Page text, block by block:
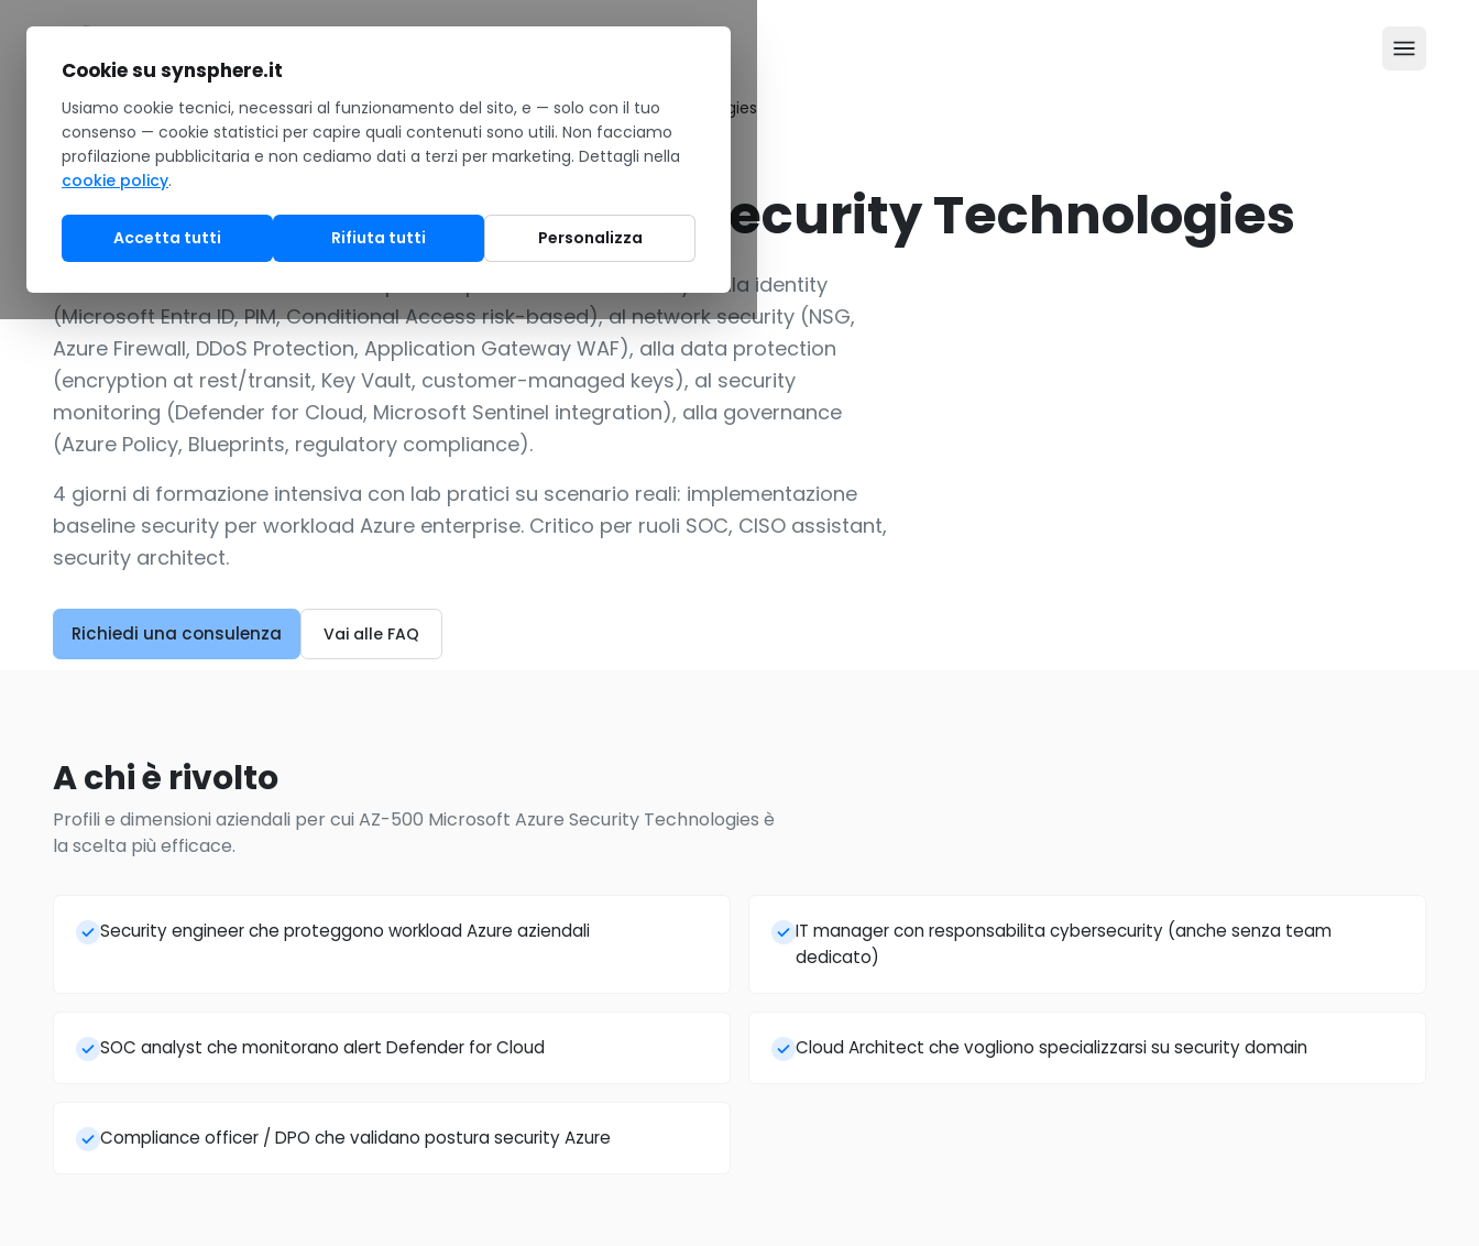
Home/Formazione/Catalogo corsi Microsoft/AZ-500 Microsoft Azure Security Technologies
PER SECURITY ENGINEER CHE PROTEGGONO WORKLOAD AZURE ENTERPRISE
AZ-500 Microsoft Azure Security Technologies
AZ-500 e il corso Microsoft Azure piu completo sul tema security: dalla identity
(Microsoft Entra ID, PIM, Conditional Access risk-based), al network security (NSG,
Azure Firewall, DDoS Protection, Application Gateway WAF), alla data protection
(encryption at rest/transit, Key Vault, customer-managed keys), al security
monitoring (Defender for Cloud, Microsoft Sentinel integration), alla governance
(Azure Policy, Blueprints, regulatory compliance).
4 giorni di formazione intensiva con lab pratici su scenario reali: implementazione
baseline security per workload Azure enterprise. Critico per ruoli SOC, CISO assistant,
security architect.
Richiedi una consulenza Vai alle FAQ
A chi è rivolto
Profili e dimensioni aziendali per cui AZ-500 Microsoft Azure Security Technologies è
la scelta più efficace.
Security engineer che proteggono workload Azure aziendali
IT manager con responsabilita cybersecurity (anche senza team
dedicato)
SOC analyst che monitorano alert Defender for Cloud Cloud Architect che vogliono specializzarsi su security domain
Compliance officer / DPO che validano postura security Azure
Cookie su synsphere.it
Usiamo cookie tecnici, necessari al funzionamento del sito, e — solo con il tuo
consenso — cookie statistici per capire quali contenuti sono utili. Non facciamo
profilazione pubblicitaria e non cediamo dati a terzi per marketing. Dettagli nella
cookie policy.
Accetta tutti Rifiuta tutti Personalizza